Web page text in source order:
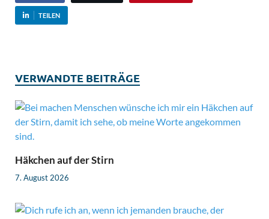
TEILEN
VERWANDTE BEITRÄGE
Häkchen auf der Stirn
7. August 2026